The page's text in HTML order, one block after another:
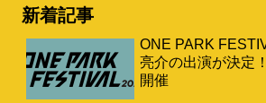
新着記事
ONE PARK
亮介の出演が決定
開催